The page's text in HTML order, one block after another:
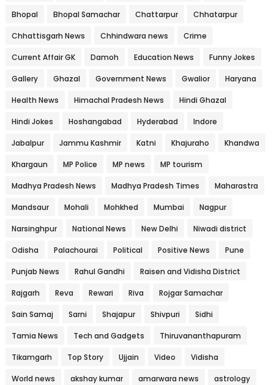
Bhopal Bhopal Samachar Chattarpur Chhatarpur
Chhattisgarh News Chhindwara news Crime
Current Affair GK Damoh Education News Funny Jokes
Gallery Ghazal Government News Gwalior Haryana
Health News Himachal Pradesh News Hindi Ghazal
Hindi Jokes Hoshangabad Hyderabad Indore
Jabalpur Jammu Kashmir Katni Khajuraho Khandwa
Khargaun MP Police MP news MP tourism
Madhya Pradesh News Madhya Pradesh Times Maharastra
Mandsaur Mohali Mohkhed Mumbai Nagpur
Narsinghpur National News New Delhi Niwadi district
Odisha Palachourai Political Positive News Pune
Punjab News Rahul Gandhi Raisen and Vidisha District
Rajgarh Reva Rewari Riva Rojgar Samachar
Sain Samaj Sarni Shajapur Shivpuri Sidhi
Tamia News Tech and Gadgets Thiruvananthapuram
Tikamgarh Top Story Ujjain Video Vidisha
World news akshay kumar amarwara news astrology